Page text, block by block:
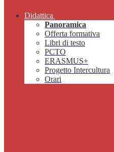
Didattica
Panoramica
Offerta formativa
Libri di testo
PCTO
ERASMUS+
Progetto Intercultura
Orari